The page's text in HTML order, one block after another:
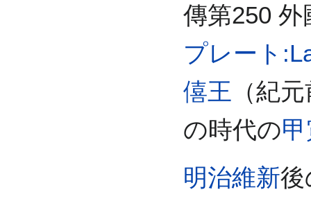
傳第250 外
プレート
僖王 （紀
の時代の
明治維新後